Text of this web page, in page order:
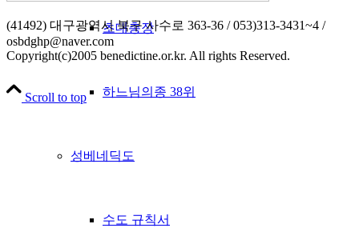
초대총장
하느님의종 38위
성베네딕도
수도 규칙서
(41492) 대구광역시 북구 사수로 363-36 / 053)313-3431~4 /
osbdghp@naver.com
Copyright(c)2005 benedictine.or.kr. All rights Reserved.
Scroll to top